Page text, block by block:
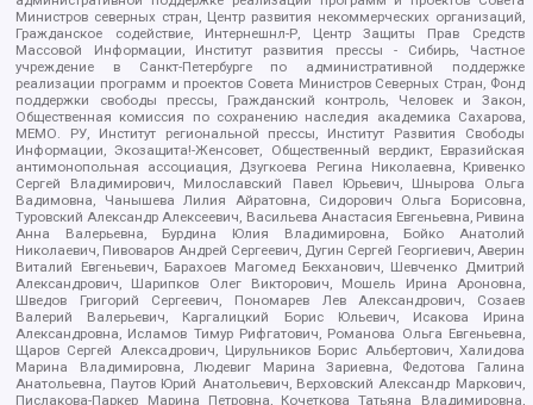
Министров северных стран, Центр развития некоммерческих организаций,
Гражданское содействие, Интернешнл-Р, Центр Защиты Прав Средств
Массовой Информации, Институт развития прессы - Сибирь, Частное
учреждение в Санкт-Петербурге по административной поддержке
реализации программ и проектов Совета Министров Северных Стран, Фонд
поддержки свободы прессы, Гражданский контроль, Человек и Закон,
Общественная комиссия по сохранению наследия академика Сахарова,
МЕМО. РУ, Институт региональной прессы, Институт Развития Свободы
Информации, Экозащита!-Женсовет, Общественный вердикт, Евразийская
антимонопольная ассоциация, Дзугкоева Регина Николаевна, Кривенко
Сергей Владимирович, Милославский Павел Юрьевич, Шнырова Ольга
Вадимовна, Чанышева Лилия Айратовна, Сидорович Ольга Борисовна,
Туровский Александр Алексеевич, Васильева Анастасия Евгеньевна, Ривина
Анна Валерьевна, Бурдина Юлия Владимировна, Бойко Анатолий
Николаевич, Пивоваров Андрей Сергеевич, Дугин Сергей Георгиевич, Аверин
Виталий Евгеньевич, Барахоев Магомед Бекханович, Шевченко Дмитрий
Александрович, Шарипков Олег Викторович, Мошель Ирина Ароновна,
Шведов Григорий Сергеевич, Пономарев Лев Александрович, Созаев
Валерий Валерьевич, Каргалицкий Борис Юльевич, Исакова Ирина
Александровна, Исламов Тимур Рифгатович, Романова Ольга Евгеньевна,
Щаров Сергей Алексадрович, Цирульников Борис Альбертович, Халидова
Марина Владимировна, Людевиг Марина Зариевна, Федотова Галина
Анатольевна, Паутов Юрий Анатольевич, Верховский Александр Маркович,
Пислакова-Паркер Марина Петровна, Кочеткова Татьяна Владимировна,